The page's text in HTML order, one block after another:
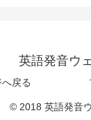
英語発音ウ
へ戻る
© 2018 英語発音